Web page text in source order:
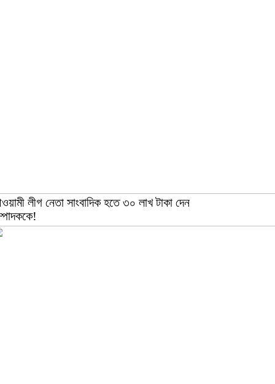
লীগ নেতা সাংবাদিক হতে ৩০ লাখ টাকা দেন